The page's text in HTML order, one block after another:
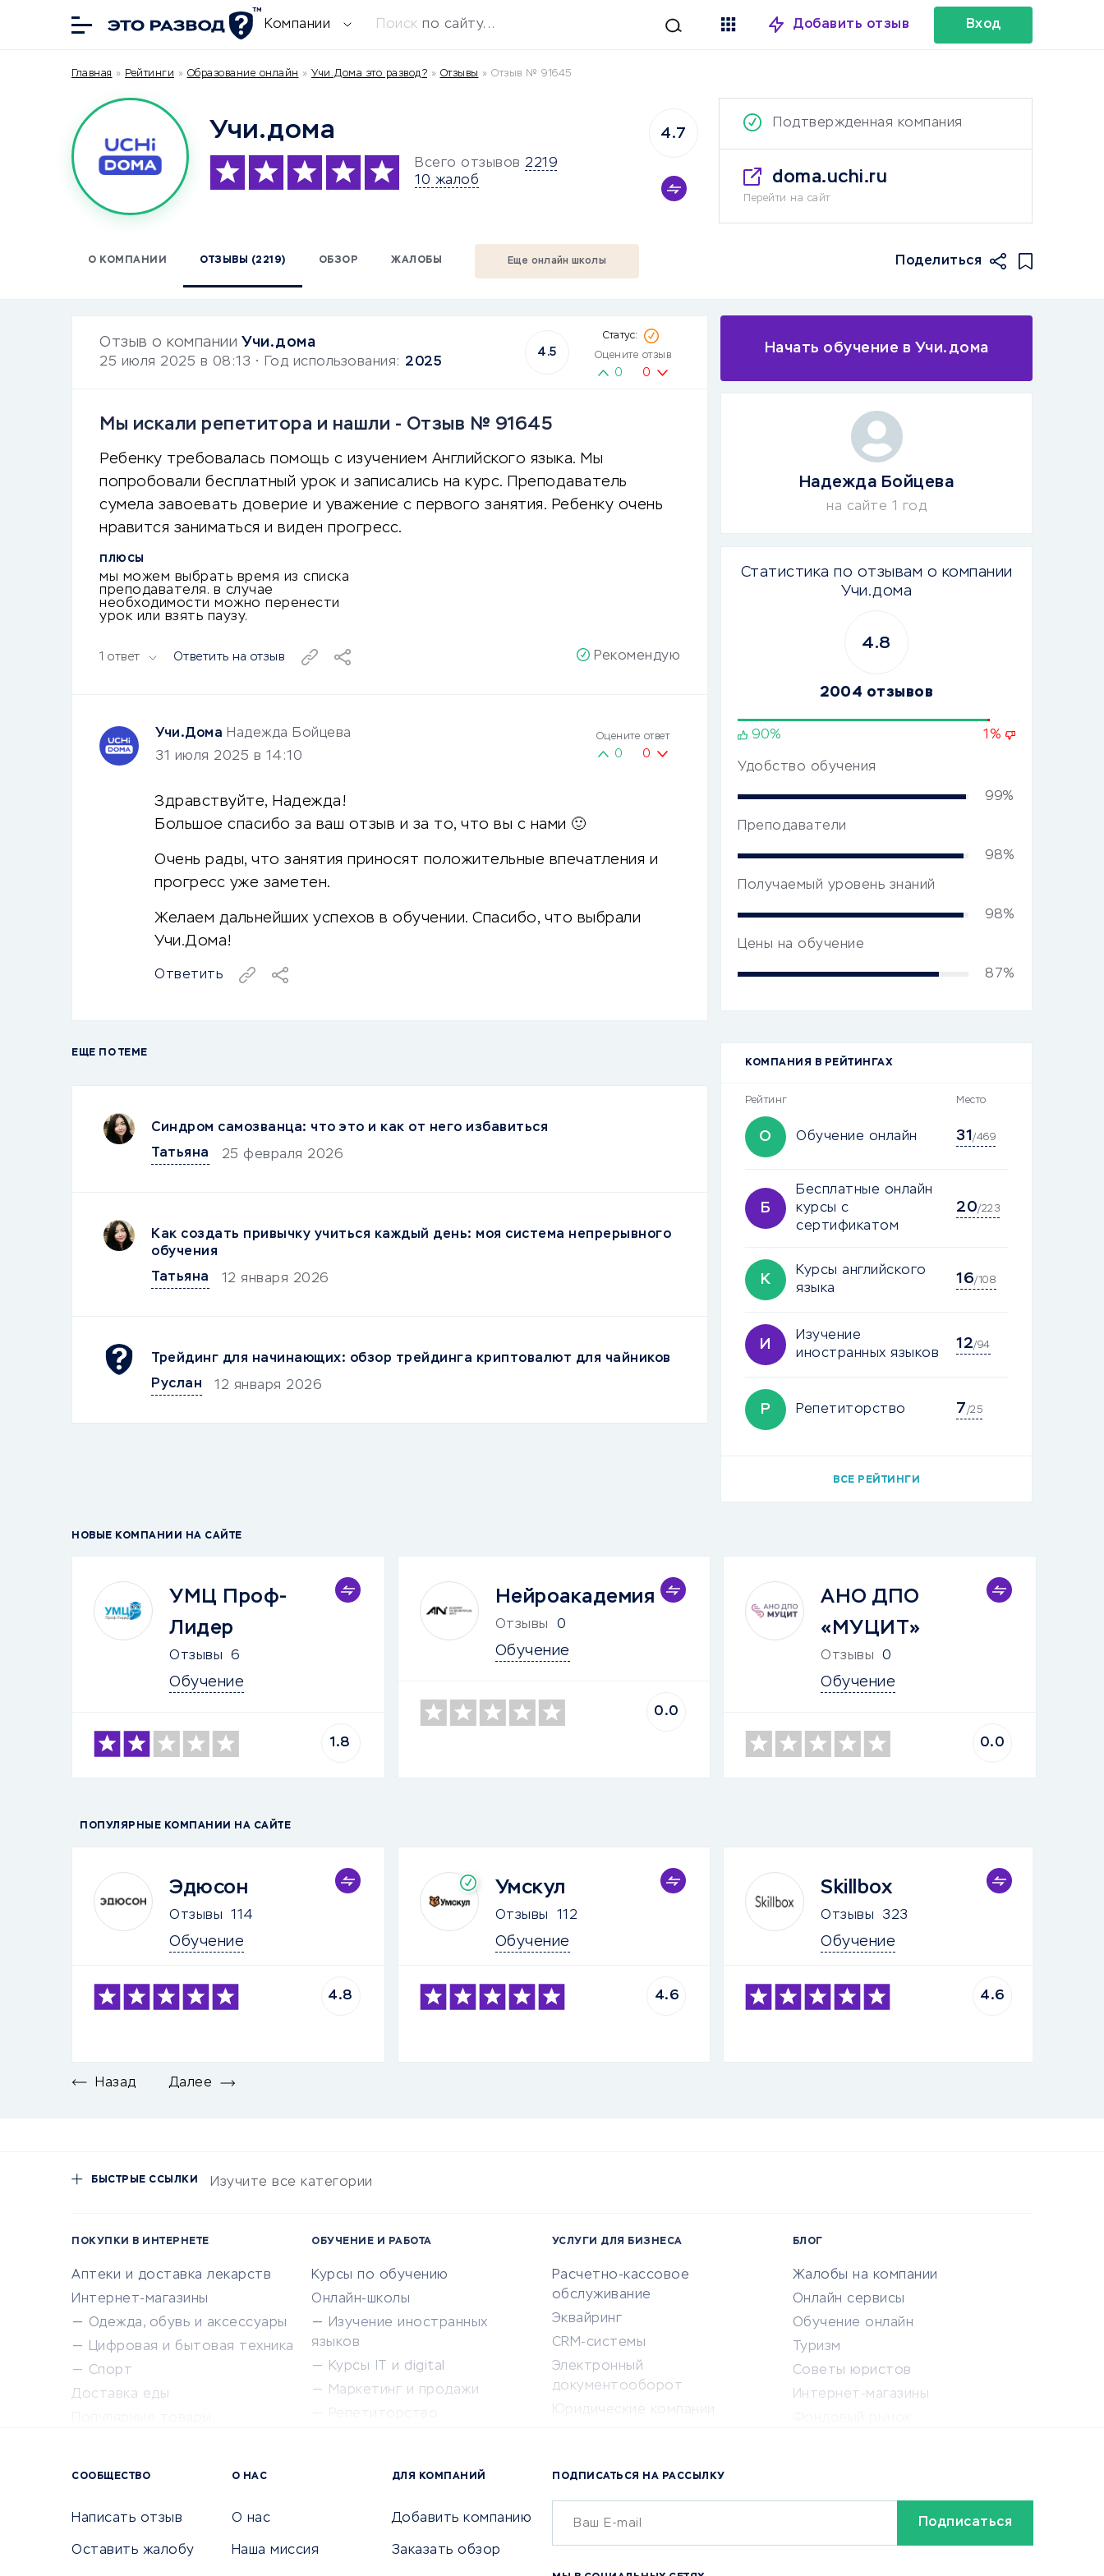
Компании Поиск по сайту... Добавить отзыв Вход
Главная » Рейтинги » Образование онлайн » Учи.Дома это развод? » Отзывы » Отзыв № 91645
Учи.дома
Всего отзывов 2219
10 жалоб
4.7
Подтвержденная компания
doma.uchi.ru
Перейти на сайт
О КОМПАНИИ ОТЗЫВЫ (2219) ОБЗОР ЖАЛОБЫ Еще онлайн школы Поделиться
Отзыв о компании Учи.дома
25 июля 2025 в 08:13 • Год использования: 2025
4.5 Оцените отзыв
0 0
Мы искали репетитора и нашли - Отзыв № 91645
Ребенку требовалась помощь с изучением Английского языка. Мы
попробовали бесплатный урок и записались на курс. Преподаватель
сумела завоевать доверие и уважение с первого занятия. Ребенку очень
нравится заниматься и виден прогресс.
ПЛЮСЫ
мы можем выбрать время из списка
преподавателя. в случае
необходимости можно перенести
урок или взять паузу.
1 ответ Ответить на отзыв Рекомендую
Учи.Дома Надежда Бойцева
31 июля 2025 в 14:10
Оцените ответ
0 0
Здравствуйте, Надежда!
Большое спасибо за ваш отзыв и за то, что вы с нами 🙂
Очень рады, что занятия приносят положительные впечатления и
прогресс уже заметен.
Желаем дальнейших успехов в обучении. Спасибо, что выбрали
Учи.Дома!
Ответить
ЕЩЕ ПО ТЕМЕ
Синдром самозванца: что это и как от него избавиться
Татьяна
25 февраля 2026
Как создать привычку учиться каждый день: моя система непрерывного
обучения
Татьяна
12 января 2026
Трейдинг для начинающих: обзор трейдинга криптовалют для чайников
Руслан
12 января 2026
Начать обучение в Учи.дома
Надежда Бойцева
на сайте 1 год
Статистика по отзывам о компании
Учи.дома
4.8
2004 отзывов
90% 1%
Удобство обучения
99%
Преподаватели
98%
Получаемый уровень знаний
98%
Цены на обучение
87%
КОМПАНИЯ В РЕЙТИНГАХ
Рейтинг Место
О Обучение онлайн 31 /469
Б
Бесплатные онлайн
курсы с
сертификатом
20/223
К
Курсы английского
языка
16/108
И
Изучение
иностранных языков
12/94
Р Репетиторство 7/25
ВСЕ РЕЙТИНГИ
НОВЫЕ КОМПАНИИ НА САЙТЕ
УМЦ Проф-
Лидер
Отзывы 6
Обучение
1.8
Нейроакадемия
Отзывы 0
Обучение
0.0
АНО ДПО
«МУЦИТ»
Отзывы 0
Обучение
0.0
ПОПУЛЯРНЫЕ КОМПАНИИ НА САЙТЕ
Эдюсон
Отзывы 114
Обучение
4.8
Умскул
Отзывы 112
Обучение
4.6
Skillbox
Отзывы 323
Обучение
4.6
Назад Далее
БЫСТРЫЕ ССЫЛКИ Изучите все категории
ПОКУПКИ В ИНТЕРНЕТЕ
Аптеки и доставка лекарств
Интернет-магазины
Одежда, обувь и аксессуары
Цифровая и бытовая техника
Спорт
Доставка еды
ОБУЧЕНИЕ И РАБОТА
Курсы по обучению
Онлайн-школы
Изучение иностранных
языков
Курсы IT и digital
Маркетинг и продажи
Университеты
УСЛУГИ ДЛЯ БИЗНЕСА
Расчетно-кассовое
обслуживание
Эквайринг
CRM-системы
Электронный
документооборот
Юридические компании
Бухгалтерия онлайн
Онлайн-кассы
SERM
БЛОГ
Жалобы на компании
Онлайн сервисы
Обучение онлайн
Туризм
Советы юристов
Интернет-магазины
СООБЩЕСТВО
Написать отзыв
Оставить жалобу
О НАС
О нас
Наша миссия
ДЛЯ КОМПАНИЙ
Добавить компанию
Заказать обзор
ПОДПИСАТЬСЯ НА РАССЫЛКУ